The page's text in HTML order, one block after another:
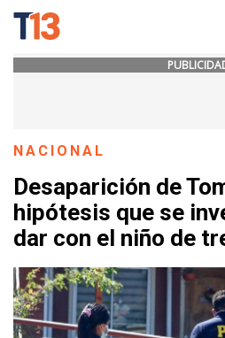
NACIONAL
Desaparición de
hipótesis que se
dar con el niño de